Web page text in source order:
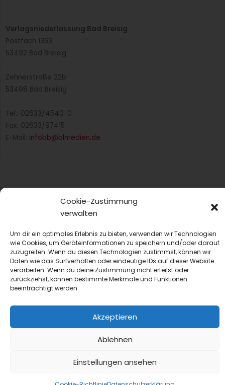
Cookie-Zustimmung
verwalten
Um dir ein optimales Erlebnis zu bieten, verwenden wir Technologien
wie Cookies, um Geräteinformationen zu speichern und/oder darauf
zuzugreifen. Wenn du diesen Technologien zustimmst, können wir
Daten wie das Surfverhalten oder eindeutige IDs auf dieser Website
verarbeiten. Wenn du deine Zustimmung nicht erteilst oder
zurückziehst, können bestimmte Merkmale und Funktionen
beeinträchtigt werden.
Akzeptieren
Ablehnen
Einstellungen ansehen
Verlagsniederlassung Bad Breisig
Postfach 1363
53492 Bad Breisig
Zehnerstraße 22b
53498 Bad Breisig
Tel.: 02633/4540-0
Fax: 02633/97415
E-Mail: infobb@blmedien.de
© 2022 B&L MedienGesellschaft mbH & Co. KG
Made with ♥ by HLT GmbH & Co. KG